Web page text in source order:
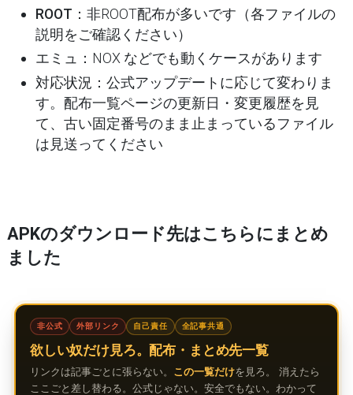
ROOT ：非ROOT配布が多いです（各ファイルの
説明をご確認ください）
エミュ
：NOX などでも動くケースがあります
対応状況 ：公式アップデートに応じて変わりま
す。配布一覧ページの更新日・変更履歴を見
て、古い固定番号のまま止まっているファイル
は見送ってください
APKのダウンロード先はこちらにまとめ
ました
非公式 外部リンク 自己責任 全記事共通
欲しい奴だけ見ろ。配布・まとめ先一覧
リンクは記事ごとに張らない。 この一覧だけを見ろ。 消えたら
ここごと差し替わる。公式じゃない。安全でもない。わかって